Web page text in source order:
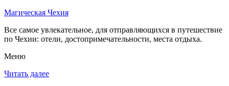
Магическая Чехия
Все самое увлекательное, для отправляющихся в путешествие
по Чехии: отели, достопримечательности, места отдыха.
Меню
Читать далее